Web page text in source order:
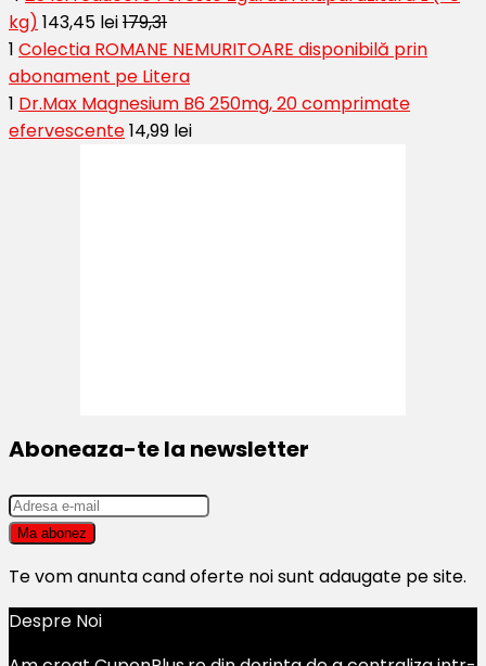
kg) 143,45 lei179,31
1 Colectia ROMANE NEMURITOARE disponibilă prin
abonament pe Litera
1 Dr.Max Magnesium B6 250mg, 20 comprimate
efervescente14,99 lei
Aboneaza-te la newsletter
Te vom anunta cand oferte noi sunt adaugate pe site.
Despre Noi